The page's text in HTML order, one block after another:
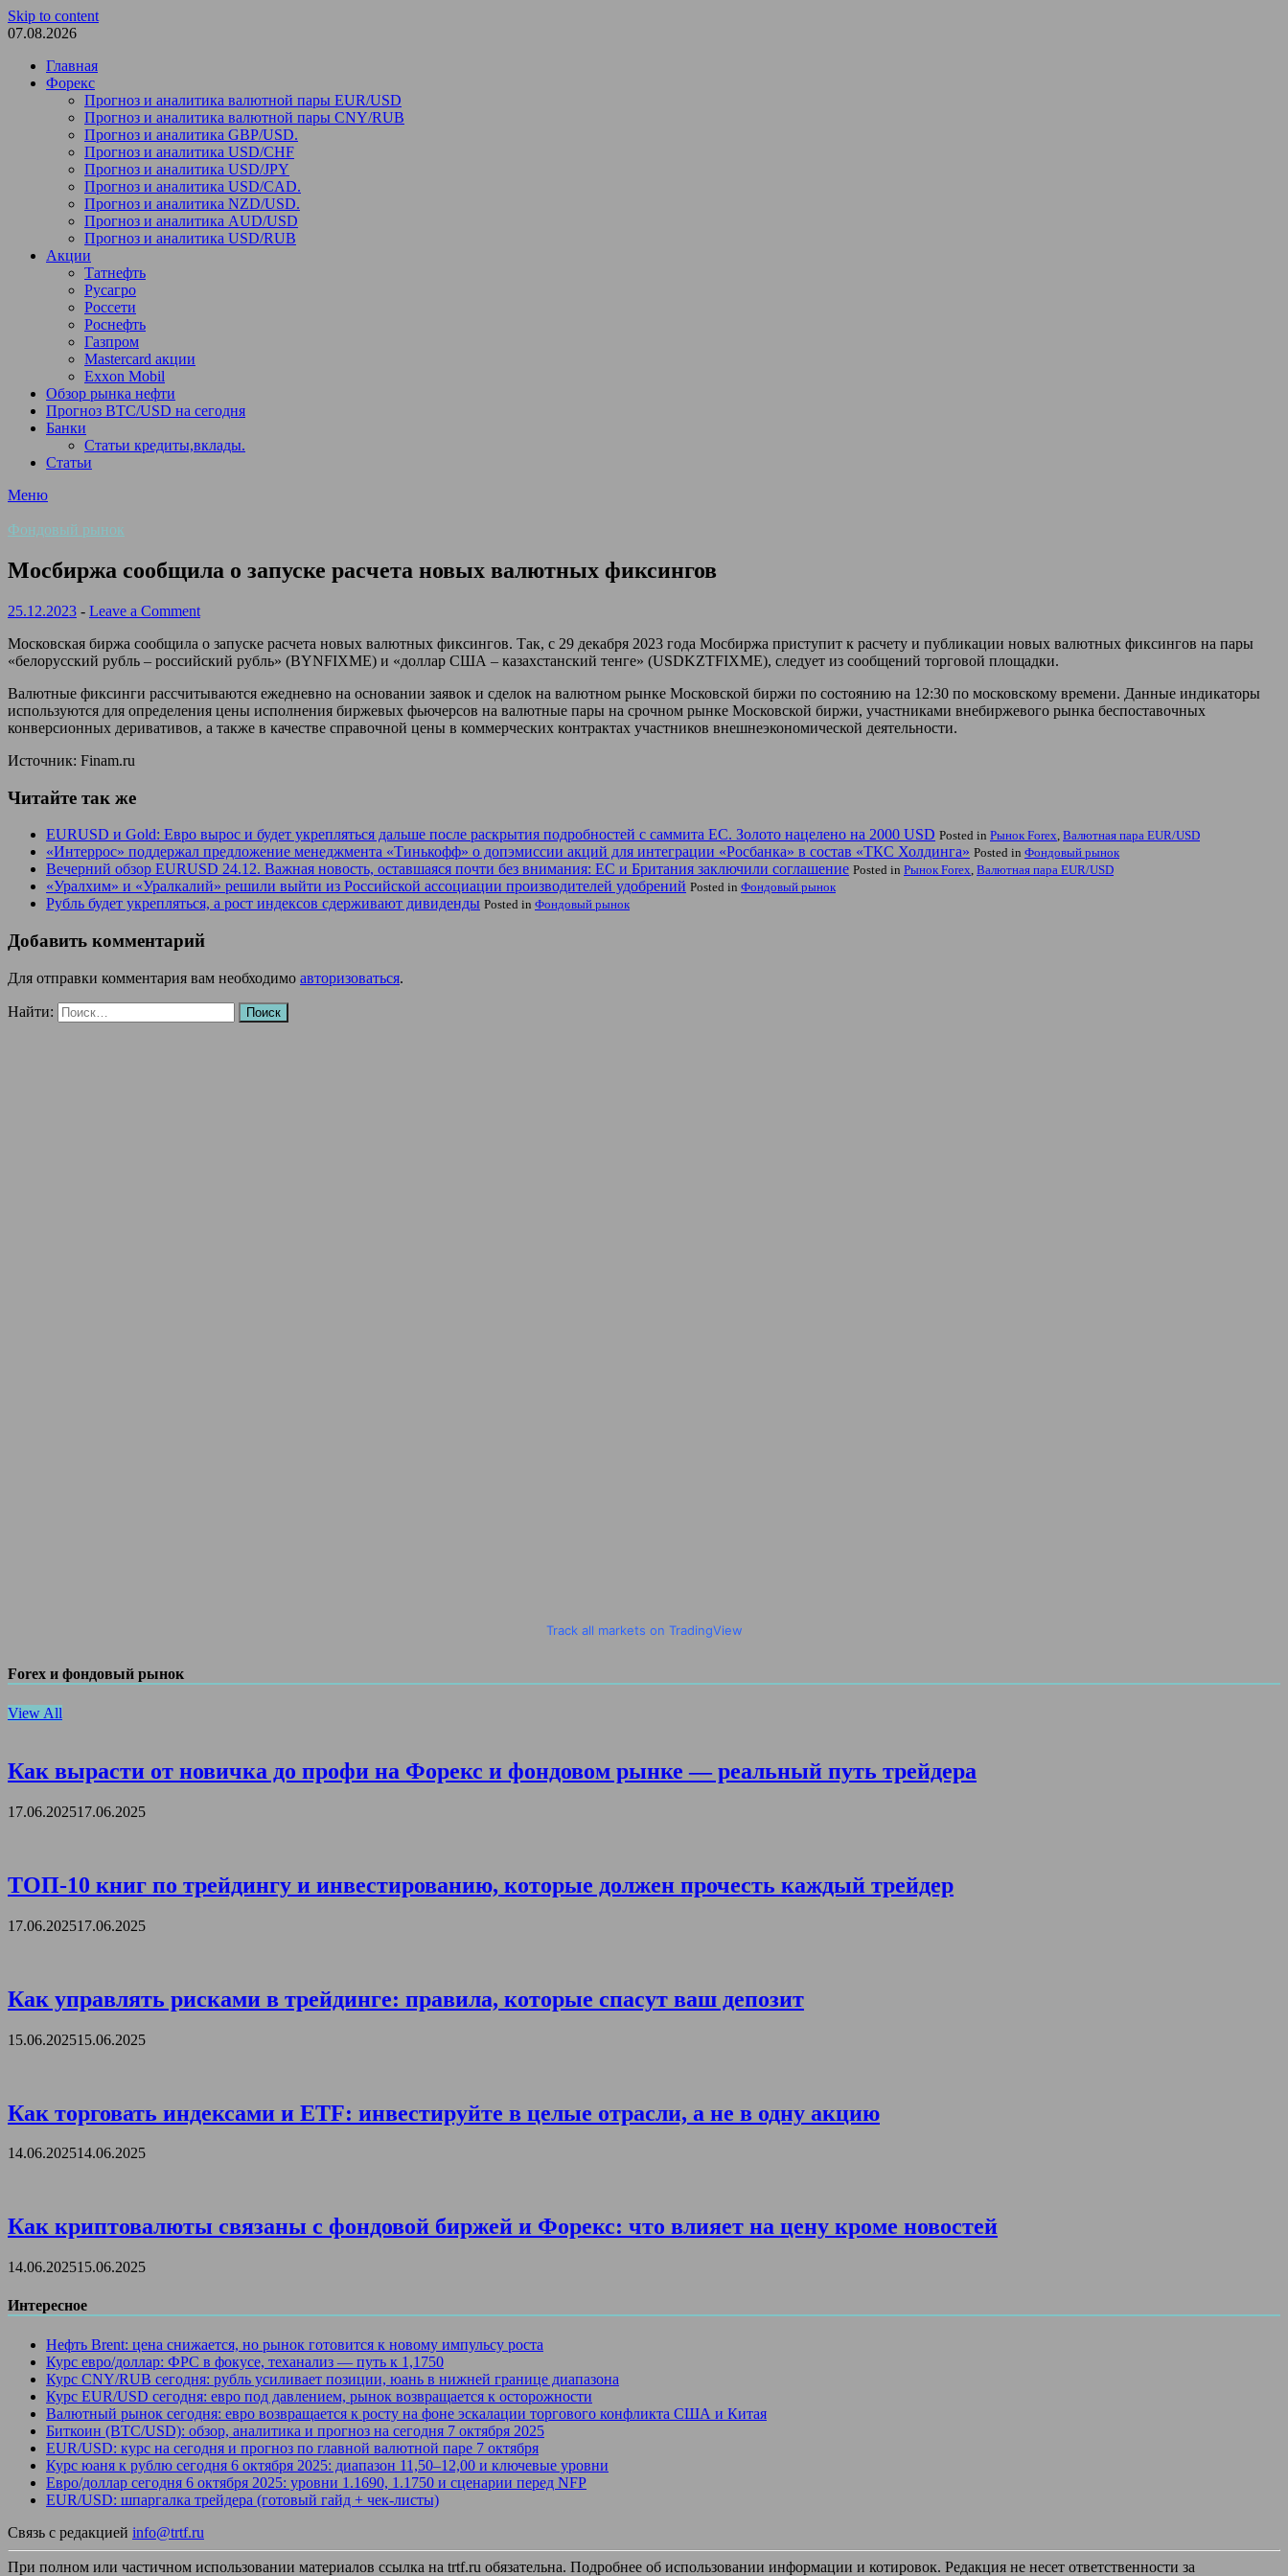
Skip to content
07.08.2026
Главная
Форекс
Прогноз и аналитика валютной пары EUR/USD
Прогноз и аналитика валютной пары CNY/RUB
Прогноз и аналитика GBP/USD.
Прогноз и аналитика USD/CHF
Прогноз и аналитика USD/JPY
Прогноз и аналитика USD/CAD.
Прогноз и аналитика NZD/USD.
Прогноз и аналитика AUD/USD
Прогноз и аналитика USD/RUB
Акции
Татнефть
Русагро
Россети
Роснефть
Газпром
Mastercard акции
Exxon Mobil
Обзор рынка нефти
Прогноз BTC/USD на сегодня
Банки
Статьи кредиты,вклады.
Статьи
Меню
Фондовый рынок
Мосбиржа сообщила о запуске расчета новых валютных фиксингов
25.12.2023 - Leave a Comment
Московская биржа сообщила о запуске расчета новых валютных фиксингов. Так, с 29 декабря 2023 года Мосбиржа приступит к расчету и публикации новых валютных фиксингов на пары
«белорусский рубль – российский рубль» (BYNFIXME) и «доллар США – казахстанский тенге» (USDKZTFIXME), следует из сообщений торговой площадки.
Валютные фиксинги рассчитываются ежедневно на основании заявок и сделок на валютном рынке Московской биржи по состоянию на 12:30 по московскому времени. Данные индикаторы
используются для определения цены исполнения биржевых фьючерсов на валютные пары на срочном рынке Московской биржи, участниками внебиржевого рынка беспоставочных
конверсионных деривативов, а также в качестве справочной цены в коммерческих контрактах участников внешнеэкономической деятельности.
Источник: Finam.ru
Читайте так же
EURUSD и Gold: Евро вырос и будет укрепляться дальше после раскрытия подробностей с саммита ЕС. Золото нацелено на 2000 USD Posted in Рынок Forex, Валютная пара EUR/USD
«Интеррос» поддержал предложение менеджмента «Тинькофф» о допэмиссии акций для интеграции «Росбанка» в состав «ТКС Холдинга» Posted in Фондовый рынок
Вечерний обзор EURUSD 24.12. Важная новость, оставшаяся почти без внимания: ЕС и Британия заключили соглашение Posted in Рынок Forex, Валютная пара EUR/USD
«Уралхим» и «Уралкалий» решили выйти из Российской ассоциации производителей удобрений Posted in Фондовый рынок
Рубль будет укрепляться, а рост индексов сдерживают дивиденды Posted in Фондовый рынок
Добавить комментарий
Для отправки комментария вам необходимо авторизоваться.
Найти:
Track all markets on TradingView
Forex и фондовый рынок
View All
Как вырасти от новичка до профи на Форекс и фондовом рынке — реальный путь трейдера
17.06.202517.06.2025
ТОП-10 книг по трейдингу и инвестированию, которые должен прочесть каждый трейдер
17.06.202517.06.2025
Как управлять рисками в трейдинге: правила, которые спасут ваш депозит
15.06.202515.06.2025
Как торговать индексами и ETF: инвестируйте в целые отрасли, а не в одну акцию
14.06.202514.06.2025
Как криптовалюты связаны с фондовой биржей и Форекс: что влияет на цену кроме новостей
14.06.202515.06.2025
Интересное
Нефть Brent: цена снижается, но рынок готовится к новому импульсу роста
Курс евро/доллар: ФРС в фокусе, теханализ — путь к 1,1750
Курс CNY/RUB сегодня: рубль усиливает позиции, юань в нижней границе диапазона
Курс EUR/USD сегодня: евро под давлением, рынок возвращается к осторожности
Валютный рынок сегодня: евро возвращается к росту на фоне эскалации торгового конфликта США и Китая
Биткоин (BTC/USD): обзор, аналитика и прогноз на сегодня 7 октября 2025
EUR/USD: курс на сегодня и прогноз по главной валютной паре 7 октября
Курс юаня к рублю сегодня 6 октября 2025: диапазон 11,50–12,00 и ключевые уровни
Евро/доллар сегодня 6 октября 2025: уровни 1.1690, 1.1750 и сценарии перед NFP
EUR/USD: шпаргалка трейдера (готовый гайд + чек-листы)
Связь с редакцией info@trtf.ru
При полном или частичном использовании материалов ссылка на trtf.ru обязательна. Подробнее об использовании информации и котировок. Редакция не несет ответственности за